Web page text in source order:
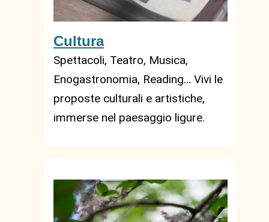
Cultura
Spettacoli, Teatro, Musica,
Enogastronomia, Reading… Vivi le
proposte culturali e artistiche,
immerse nel paesaggio ligure.